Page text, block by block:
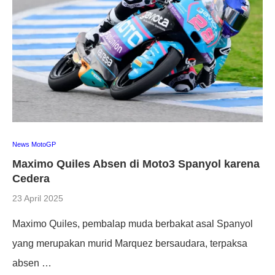
News MotoGP
Maximo Quiles Absen di Moto3 Spanyol karena
Cedera
23 April 2025
Maximo Quiles, pembalap muda berbakat asal Spanyol
yang merupakan murid Marquez bersaudara, terpaksa
absen …